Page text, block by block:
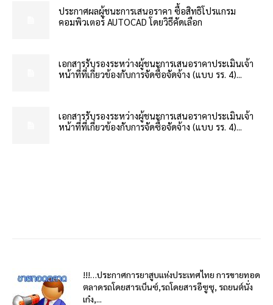
ประกาศผลผู้ชนะการเสนอราคา ซื้อสิทธิโปรแกรม
คอมพิวเตอร์ AUTOCAD โดยวิธีคัดเลือก
เอกสารรับรองระหว่างผู้ชนะการเสนอราคาประเมินเจ้า
หน้าที่ที่เกี่ยวข้องกับการจัดซื้อจัดจ้าง (แบบ รร. 4)...
เอกสารรับรองระหว่างผู้ชนะการเสนอราคาประเมินเจ้า
หน้าที่ที่เกี่ยวข้องกับการจัดซื้อจัดจ้าง (แบบ รร. 4)...
!!!…ประกาศการยาสูบแห่งประเทศไทย การขายทอด
ตลาดรถโดยสารเบ็นซ์,รถโดยสารอีซูซุ, รถยนต์นั่ง
เก๋ง,...